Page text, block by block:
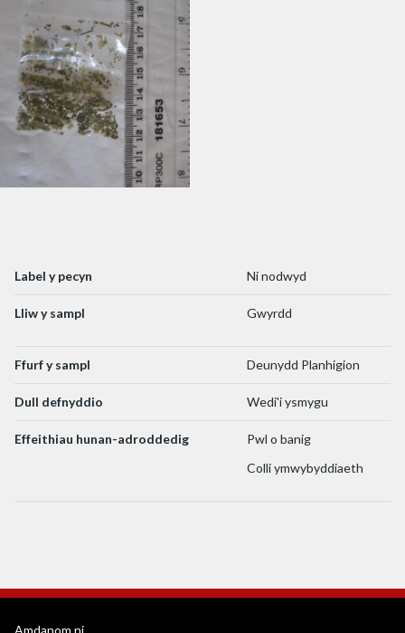
Label y pecyn Ni nodwyd
Lliw y sampl Gwyrdd
Ffurf y sampl Deunydd Planhigion
Dull defnyddio Wedi'i ysmygu
Effeithiau hunan-adroddedig
Pwl o banig
Colli ymwybyddiaeth
Amdanom ni